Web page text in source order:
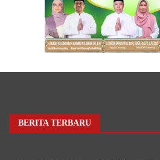
BERITA TERBARU